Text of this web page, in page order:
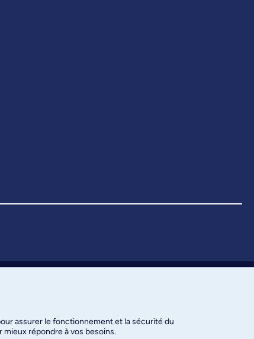
assurer le fonctionnement et la sécurité du
répondre à vos besoins.